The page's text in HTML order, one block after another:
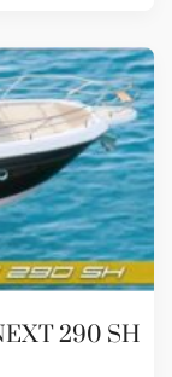
290 SH